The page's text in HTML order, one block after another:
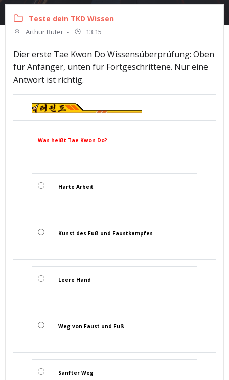
Teste dein TKD Wissen
Arthur Büter - 13:15
Dier erste Tae Kwon Do Wissensüberprüfung: Oben
für Anfänger, unten für Fortgeschrittene. Nur eine
Antwort ist richtig.
Was heißt Tae Kwon Do?
Harte Arbeit
Kunst des Fuß und Faustkampfes
Leere Hand
Weg von Faust und Fuß
Sanfter Weg